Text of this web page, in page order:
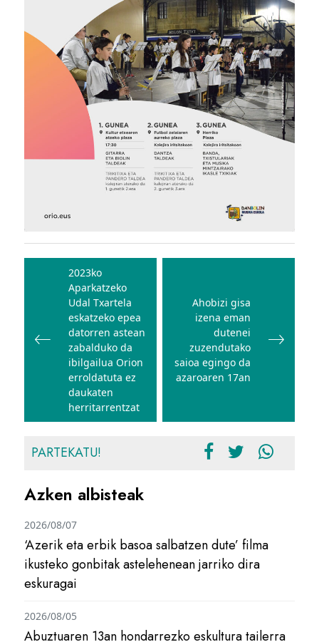
Bidalketetan
zehar
nabigatu
2023ko
Aparkatzeko
Udal Txartela
eskatzeko epea
datorren astean
zabalduko da
ibilgailua Orion
erroldatuta ez
daukaten
herritarrentzat
Ahobizi gisa
izena eman
dutenei
zuzendutako
saioa egingo da
azaroaren 17an
PARTEKATU!
Azken albisteak
‘Azerik eta erbik basoa salbatzen dute’ filma
ikusteko gonbitak astelehenean jarriko dira
eskuragai
2026/08/07
Abuztuaren 13an hondarrezko eskultura tailerra
2026/08/05